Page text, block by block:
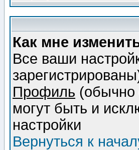
Как мне
Все ваши
Профиль (обычно
могут быть и
настройки
Вернуться к